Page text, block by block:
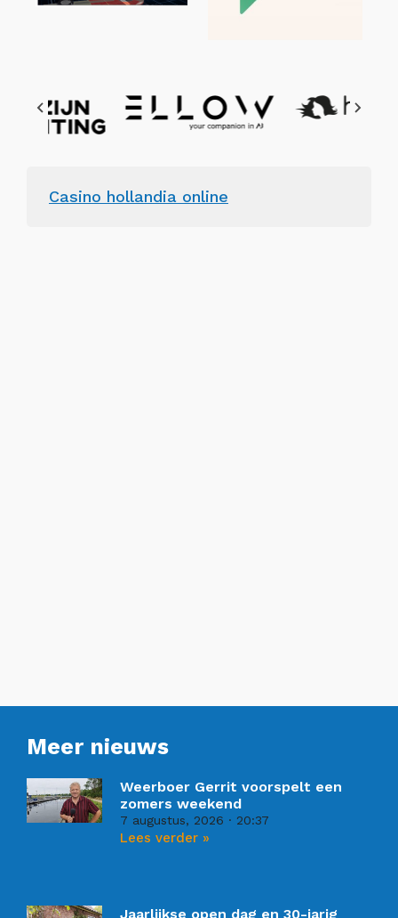
Casino hollandia online
Meer nieuws
Weerboer Gerrit voorspelt een
zomers weekend
7 augustus, 2026 20:37
Lees verder »
Jaarlijkse open dag en 30-jarig